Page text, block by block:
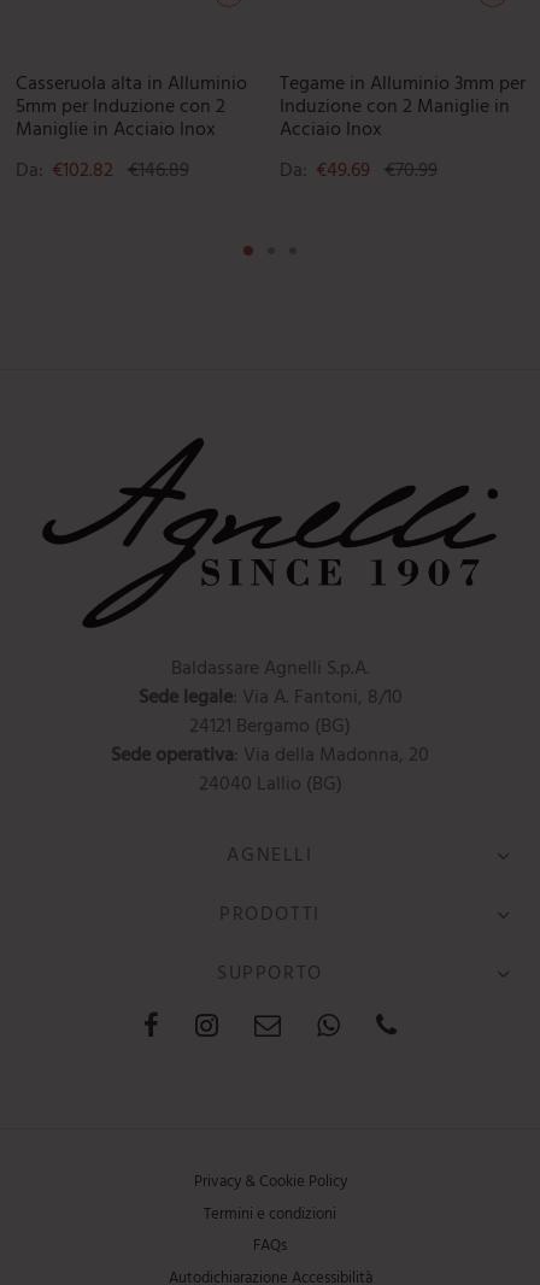
Casseruola alta in Alluminio
5mm per Induzione con 2
Maniglie in Acciaio Inox
Da: €102.82 €146.89
Tegame in Alluminio 3mm per
Induzione con 2 Maniglie in
Acciaio Inox
Da: €49.69 €70.99
Baldassare Agnelli S.p.A.
Sede legale: Via A. Fantoni, 8/10
24121 Bergamo (BG)
Sede operativa: Via della Madonna, 20
24040 Lallio (BG)
AGNELLI
PRODOTTI
SUPPORTO
Privacy & Cookie Policy
Termini e condizioni
FAQs
Autodichiarazione Accessibilità